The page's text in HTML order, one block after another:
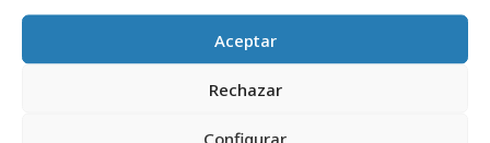
Aceptar
Rechazar
Configurar